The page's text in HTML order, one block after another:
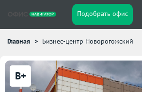
Подобрать офис
Главная Бизнес-центр Новорогожский
B+